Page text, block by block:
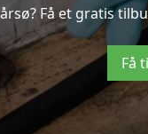
Få et gratis
Få